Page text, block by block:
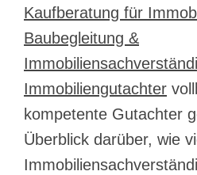
Kaufberatung für
Baubegleitung &
Immobiliengutachter
kompetente Gutachter
Überblick darüber, wie